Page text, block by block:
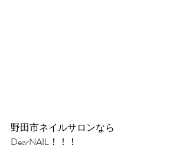
野田市ネイルサロンなら
DearNAIL！！！